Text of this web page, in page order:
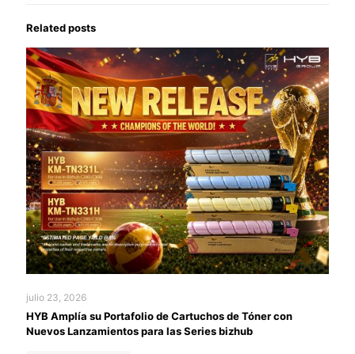
Related posts
julio 23, 2026
HYB Amplía su Portafolio de Cartuchos de Tóner con
Nuevos Lanzamientos para las Series bizhub